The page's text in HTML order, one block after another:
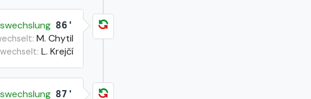
86'
M. Chytil
L. Krejčí
87'